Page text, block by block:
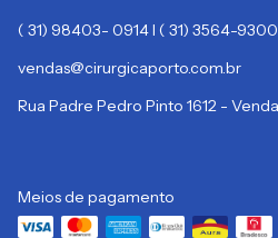
( 31) 98403- 0914 I ( 31) 3564-9300
vendas@cirurgicaporto.com.br
Rua Padre Pedro Pinto 1612 -
Meios de pagamento